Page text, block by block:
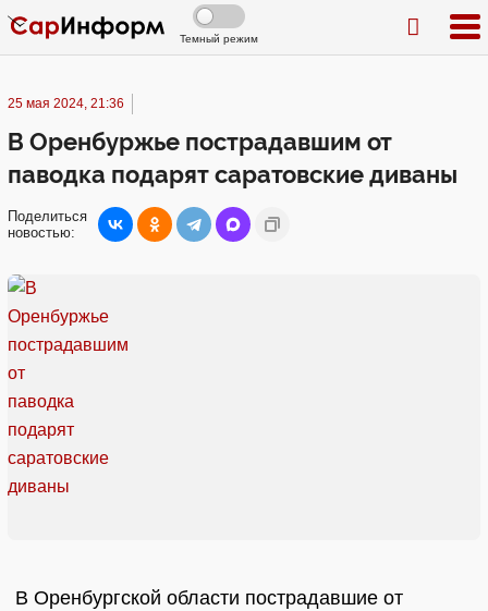
Темный режим
25 мая 2024, 21:36
В Оренбуржье пострадавшим от
паводка подарят саратовские диваны
Поделиться
новостью:
В Оренбургской области пострадавшие от